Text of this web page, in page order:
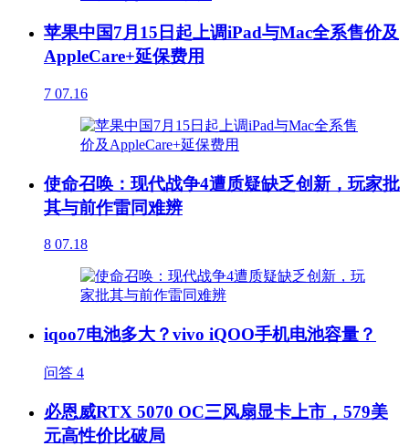
苹果中国7月15日起上调iPad与Mac全系售价及
AppleCare+延保费用
7 07.16
使命召唤：现代战争4遭质疑缺乏创新，玩家批
其与前作雷同难辨
8 07.18
iqoo7电池多大？vivo iQOO手机电池容量？
问答 4
必恩威RTX 5070 OC三风扇显卡上市，579美
元高性价比破局